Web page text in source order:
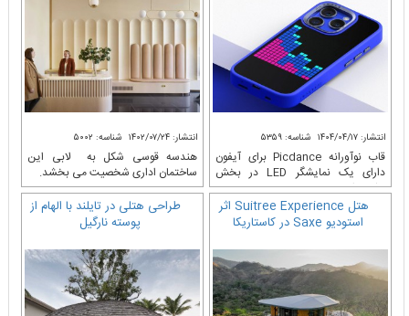
انتشار: ۱۴۰۴/۰۴/۱۷ شناسه: ۵۳۵۹
قاب نوآورانه Picdance برای آیفون
دارای یک نمایشگر LED در بخش
پشتی اس
انتشار: ۱۴۰۲/۰۷/۲۴ شناسه: ۵۰۰۲
هندسه قوسی شکل به لابی این
ساختمان اداری شخصیت می بخشد.
هتل Suitree Experience اثر
استودیو Saxe در کاستاریکا
طراحی هتلی در تایلند با الهام از
پوسته نارگیل